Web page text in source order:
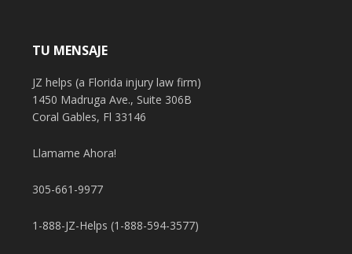
TU MENSAJE
JZ helps (a Florida injury law firm)
1450 Madruga Ave., Suite 306B
Coral Gables, Fl 33146
Llamame Ahora!
305-661-9977
1-888-JZ-Helps (1-888-594-3577)